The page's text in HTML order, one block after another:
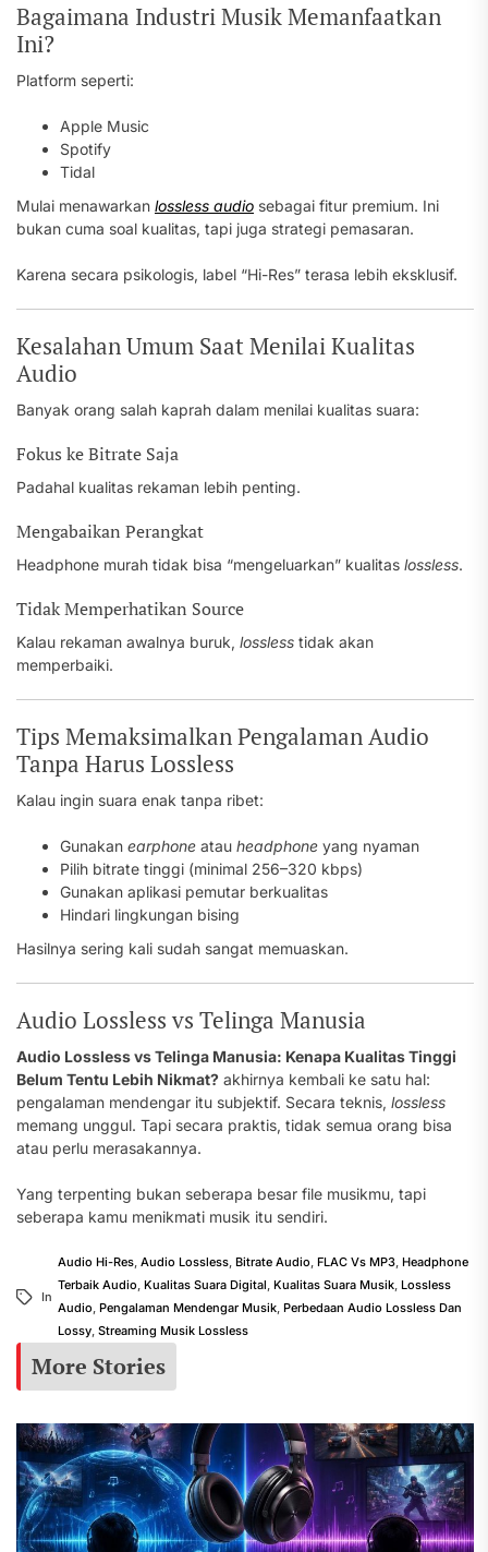
Bagaimana Industri Musik Memanfaatkan
Ini?
Platform seperti:
Apple Music
Spotify
Tidal
Mulai menawarkan lossless audio sebagai fitur premium. Ini
bukan cuma soal kualitas, tapi juga strategi pemasaran.
Karena secara psikologis, label “Hi-Res” terasa lebih eksklusif.
Kesalahan Umum Saat Menilai Kualitas
Audio
Banyak orang salah kaprah dalam menilai kualitas suara:
Fokus ke Bitrate Saja
Padahal kualitas rekaman lebih penting.
Mengabaikan Perangkat
Headphone murah tidak bisa “mengeluarkan” kualitas lossless.
Tidak Memperhatikan Source
Kalau rekaman awalnya buruk, lossless tidak akan
memperbaiki.
Tips Memaksimalkan Pengalaman Audio
Tanpa Harus Lossless
Kalau ingin suara enak tanpa ribet:
Gunakan earphone atau headphone yang nyaman
Pilih bitrate tinggi (minimal 256–320 kbps)
Gunakan aplikasi pemutar berkualitas
Hindari lingkungan bising
Hasilnya sering kali sudah sangat memuaskan.
Audio Lossless vs Telinga Manusia
Audio Lossless vs Telinga Manusia: Kenapa Kualitas Tinggi
Belum Tentu Lebih Nikmat? akhirnya kembali ke satu hal:
pengalaman mendengar itu subjektif. Secara teknis, lossless
memang unggul. Tapi secara praktis, tidak semua orang bisa
atau perlu merasakannya.
Yang terpenting bukan seberapa besar file musikmu, tapi
seberapa kamu menikmati musik itu sendiri.
In
Audio Hi-Res, Audio Lossless, Bitrate Audio, FLAC Vs MP3, Headphone
Terbaik Audio, Kualitas Suara Digital, Kualitas Suara Musik, Lossless
Audio, Pengalaman Mendengar Musik, Perbedaan Audio Lossless Dan
Lossy, Streaming Musik Lossless
More Stories